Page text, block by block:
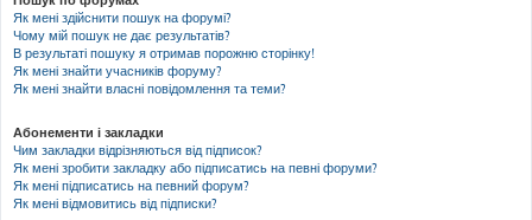
Як мені здійснити пошук на форумі?
Чому мій пошук не дає результатів?
В результаті пошуку я отримав порожню сторінку!
Як мені знайти учасників форуму?
Як мені знайти власні повідомлення та теми?
Абонементи і закладки
Чим закладки відрізняються від підписок?
Як мені зробити закладку або підписатись на певні форуми?
Як мені підписатись на певний форум?
Як мені відмовитись від підписки?